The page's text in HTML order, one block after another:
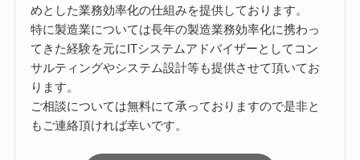
めとした業務効率化の仕組みを提供しております。
特に製造業については長年の製造業務効率化に携わっ
てきた経験を元にITシステムアドバイザーとしてコン
サルティングやシステム設計等も提供させて頂いてお
ります。
ご相談については無料にて承っておりますので是非と
もご連絡頂ければ幸いです。